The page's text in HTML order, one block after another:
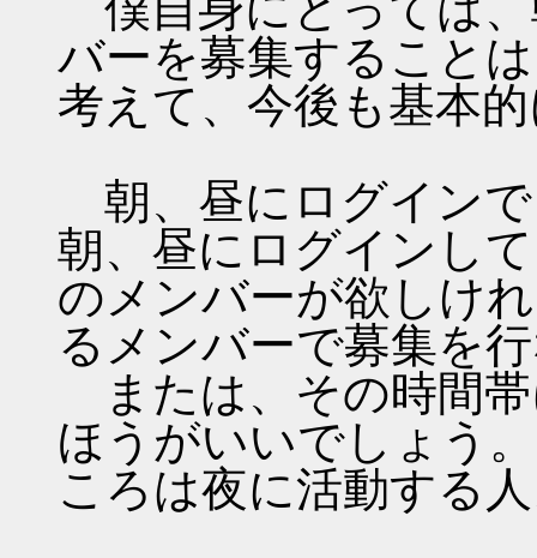
バーを募集すること
考えて、今後も基本
朝、昼にログイン
朝、昼にログインし
のメンバーが欲しけ
るメンバーで募集を
または、その時間
ほうがいいでしょう
ころは夜に活動する